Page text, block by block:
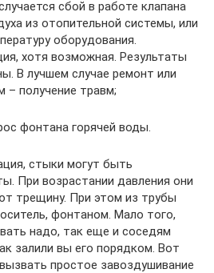
сбой в работе клапана
из отопительной системы, или
оборудования.
хотя возможная. Результаты
В лучшем случае ремонт или
– получение травм;
фонтана горячей воды.
стыки могут быть
При возрастании давления они
трещину. При этом из трубы
фонтаном. Мало того,
надо, так еще и соседям
залили вы его порядком. Вот
простое завоздушивание